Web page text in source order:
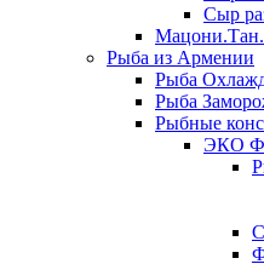
Сыр
Рыба из Армении
Рыба
Рыба
Рыбные
ЭКО